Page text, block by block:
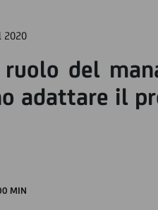
2020
del
adattare il
MIN